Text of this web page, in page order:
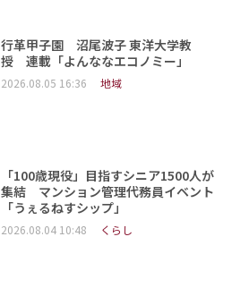
行革甲子園 沼尾波子 東洋大学教
授 連載「よんななエコノミー」
2026.08.05 16:36 地域
「100歳現役」目指すシニア1500人が
集結 マンション管理代務員イベント
「うぇるねすシップ」
2026.08.04 10:48 くらし